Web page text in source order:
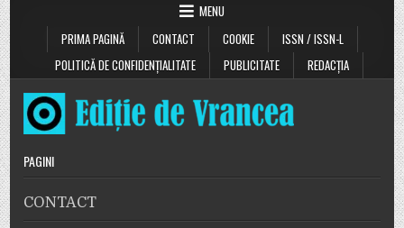
MENU
PRIMA PAGINĂ
CONTACT COOKIE
ISSN / ISSN-L
POLITICĂ DE CONFIDENȚIALITATE
PUBLICITATE REDACȚIA
PAGINI
CONTACT